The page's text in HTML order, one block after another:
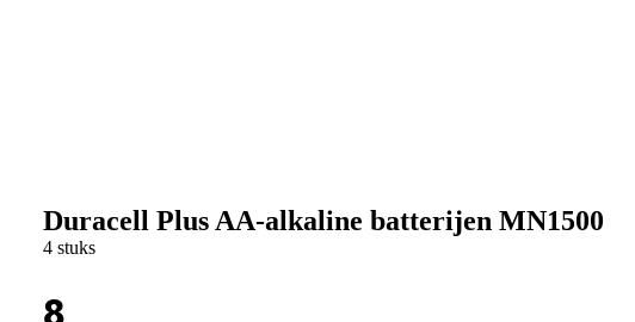
Duracell Plus AA-alkaline batterijen MN1500
4 stuks